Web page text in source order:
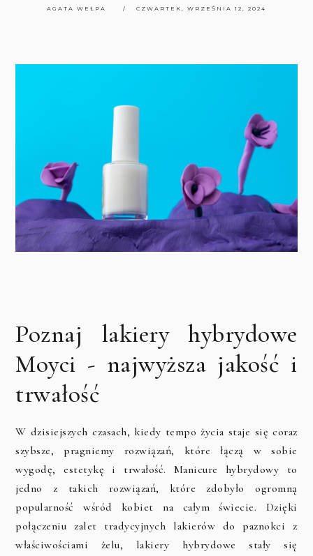
AGATA WEŁPA CZWARTEK, WRZEŚNIA 12, 2024
Poznaj lakiery hybrydowe
Moyci - najwyższa jakość i
trwałość
W dzisiejszych czasach, kiedy tempo życia staje się coraz
szybsze, pragniemy rozwiązań, które łączą w sobie
wygodę, estetykę i trwałość. Manicure hybrydowy to
jedno z takich rozwiązań, które zdobyło ogromną
popularność wśród kobiet na całym świecie. Dzięki
połączeniu zalet tradycyjnych lakierów do paznokci z
właściwościami żelu, lakiery hybrydowe stały się